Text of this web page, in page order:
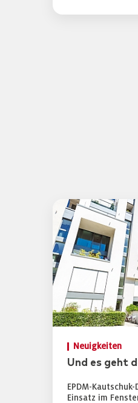
Neuigkeiten
Und es geht
EPDM-
Einsatz im